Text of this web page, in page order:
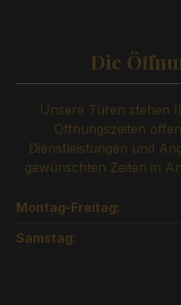
Die
Unsere Türen stehen
Öffnungszeiten
Dienstleistungen und
gewünschten Zeiten in
Montag-Freitag:
Samstag: